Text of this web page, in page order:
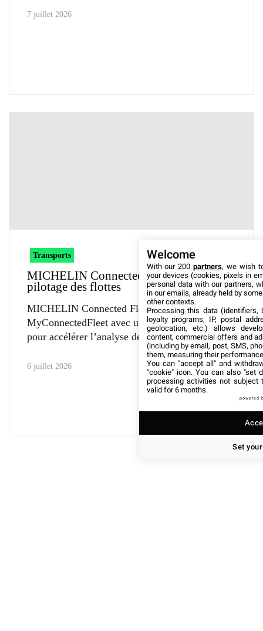
7 juillet 2026
Transports
MICHELIN Connected Fleet simplifie le
pilotage des flottes
MICHELIN Connected Fleet enrichit
MyConnectedFleet avec un assistant IA conçu
pour accélérer l’analyse des données
6 juillet 2026
Welcome
With our 200partners, we wish
your devices (cookies, pixels in
personal data with our partners,
in our emails, already held by
other contexts.
Processing this data (identifiers,
loyalty programs, IP, postal
geolocation, etc.) allows
content, commercial offers and
(including by email, post, SMS,
them, measuring their
You can "accept all" and
"cookie" icon. You can also "set
processing activities not subject
valid for 6 months.
powered
Set